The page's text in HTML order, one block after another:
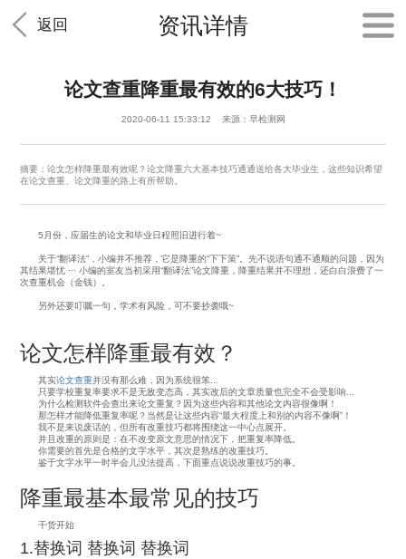
返回 资讯详情
论文查重降重最有效的6大技巧！
2020-06-11 15:33:12 来源：早检测网
摘要：论文怎样降重最有效呢？论文降重六大基本技巧通通送给各大毕业生，这些知识希望
在论文查重、论文降重的路上有所帮助。
5月份，应届生的论文和毕业日程照旧进行着~
关于“翻译法”，小编并不推荐，它是降重的“下下策”。先不说语句通不通顺的问题，因为
其结果堪忧 ··· 小编的室友当初采用“翻译法”论文降重，降重结果并不理想，还白白浪费了一
次查重机会（金钱）。
另外还要叮嘱一句，学术有风险，可不要抄袭哦~
论文怎样降重最有效？
其实论文查重并没有那么难，因为系统很笨...
只要学校重复率要求不是无敌变态高，其实改后的文章质量也完全不会受影响...
为什么检测软件会查出来论文重复？因为这些内容和其他论文内容很像啊！
那怎样才能降低重复率呢？当然是让这些内容“最大程度上和别的内容不像啊”！
我不是来说废话的，但所有改重技巧都将围绕这一中心点展开。
并且改重的原则是：在不改变原文意思的情况下，把重复率降低。
你需要的首先是合格的文字水平，其次是熟练的改重技巧。
鉴于文字水平一时半会儿没法提高，下面重点说说改重技巧的事。
降重最基本最常见的技巧
干货开始
1.替换词 替换词 替换词